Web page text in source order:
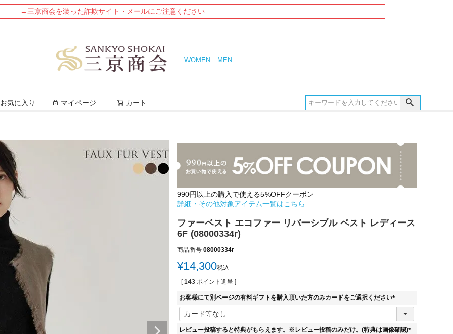
→三京商会を装った詐欺サイト・メールにご注意ください
WOMEN MEN
お気に入り マイページ カート
990円以上の購入で使える5%OFFクーポン
詳細・その他対象アイテム一覧はこちら
ファーベスト エコファー リバーシブル ベスト レディース
6F (08000334r)
商品番号 08000334r
¥14,300税込
[ 143 ポイント進呈 ]
お客様にて別ページの有料ギフトを購入頂いた方のみカードをご選択ください
(
須
レビュー投稿すると特典がもらえます。※レビュー投稿のみだけ。(特典は画像確認)